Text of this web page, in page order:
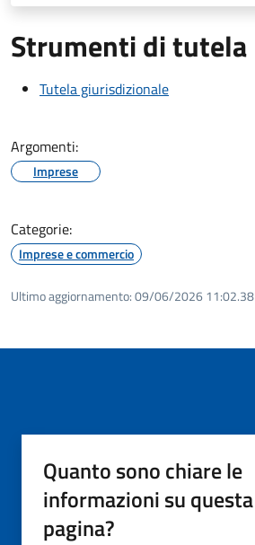
Strumenti di tutela
Tutela giurisdizionale
Argomenti:
Imprese
Categorie:
Imprese e commercio
Ultimo aggiornamento:09/06/2026 11:02.38
Quanto sono chiare le
informazioni su questa
pagina?